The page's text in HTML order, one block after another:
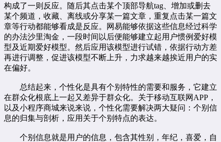
构成了一则反应。随后其点击某个顶部导航tag、增加或删去
某个频道，收藏、离线或分享某一篇文章，重复点击某一篇文
章等行动都能够看成是反应。网易能够依据这些信息经过科学
的办法沙里淘金，一段时间以后便能够建立起用户惯例爱好模
型及近期爱好模型。然后应用该模型进行试错，依据行动方差
再进行调整，促进该模型不断上升，力求越来越挨近用户的实
在偏好。
总结起来，个性化是具有个别特性的需要和服务，它建立
在群众化根底上一起又差异于群众化。关于移动互联网APP，
以及小程序商城来说来说，个性化需要解决两大疑问：个别信
息的归集与剖析，应用关于个别特点的表达。
个别信息就是用户的信息，包含其性别，年纪，喜爱，自